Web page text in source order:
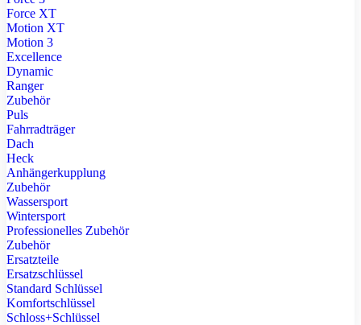
Force XT
Motion XT
Motion 3
Excellence
Dynamic
Ranger
Zubehör
Puls
Fahrradträger
Dach
Heck
Anhängerkupplung
Zubehör
Wassersport
Wintersport
Professionelles Zubehör
Zubehör
Ersatzteile
Ersatzschlüssel
Standard Schlüssel
Komfortschlüssel
Schloss+Schlüssel